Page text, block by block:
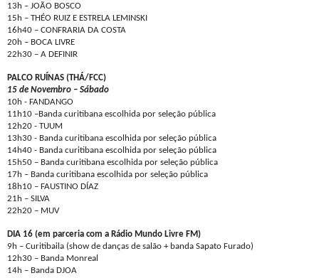
13h – JOÃO BOSCO
15h – THÉO RUIZ E ESTRELA LEMINSKI
16h40 – CONFRARIA DA COSTA
20h – BOCA LIVRE
22h30 – A DEFINIR
PALCO RUÍNAS (THÁ/FCC)
15 de Novembro – Sábado
10h - FANDANGO
11h10 –Banda curitibana escolhida por seleção pública
12h20 - TUUM
13h30 - Banda curitibana escolhida por seleção pública
14h40 - Banda curitibana escolhida por seleção pública
15h50 – Banda curitibana escolhida por seleção pública
17h – Banda curitibana escolhida por seleção pública
18h10 – FAUSTINO DÍAZ
21h – SILVA
22h20 – MUV
DIA 16 (em parceria com a Rádio Mundo Livre FM)
9h – Curitibaila (show de danças de salão + banda Sapato Furado)
12h30 – Banda Monreal
14h – Banda DJOA